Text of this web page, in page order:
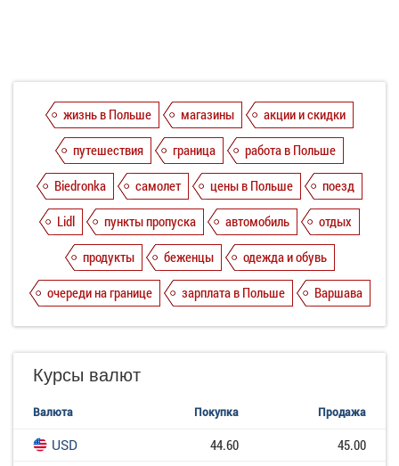
жизнь в Польше магазины
акции и скидки
путешествия
граница
работа в Польше
Biedronka
самолет цены в Польше
поезд
Lidl
пункты пропуска автомобиль
отдых
продукты
беженцы
одежда и обувь
очереди на границе
зарплата в Польше Варшава
Курсы валют
Валюта Покупка Продажа
USD 44.60
45.00